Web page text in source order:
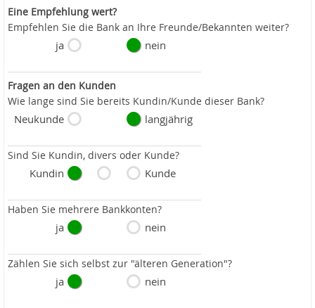
Eine Empfehlung wert?
Empfehlen Sie die Bank an Ihre Freunde/Bekannten weiter?
ja nein
Fragen an den Kunden
Wie lange sind Sie bereits Kundin/Kunde dieser Bank?
Neukunde langjährig
Sind Sie Kundin, divers oder Kunde?
Kundin Kunde
Haben Sie mehrere Bankkonten?
ja nein
Zählen Sie sich selbst zur "älteren Generation"?
ja nein